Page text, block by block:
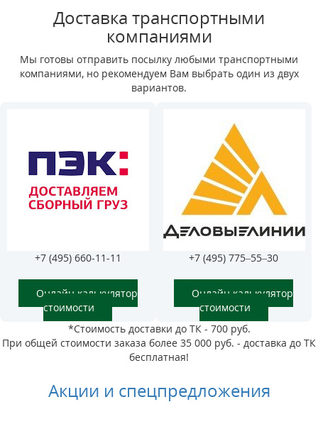
Доставка транспортными
компаниями
Мы готовы отправить посылку любыми транспортными
компаниями, но рекомендуем Вам выбрать один из двух
вариантов.
+7 (495) 660-11-11
Онлайн калькулятор
стоимости
+7 (495) 775–55–30
Онлайн калькулятор
стоимости
*Стоимость доставки до ТК - 700 руб.
При общей стоимости заказа более 35 000 руб. - доставка до ТК
бесплатная!
Акции и спецпредложения